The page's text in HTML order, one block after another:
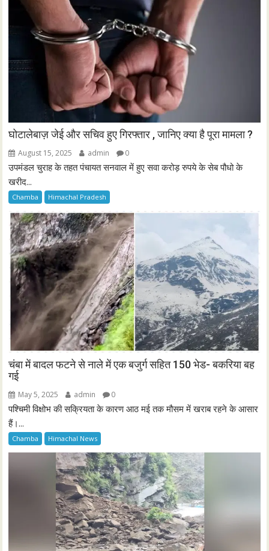
घोटालेबाज़ जेई और सचिव हुए गिरफ्तार , जानिए क्या है पूरा मामला ?
August 15, 2025 admin 0
उपमंडल चुराह के तहत पंचायत सनवाल में हुए सवा करोड़ रुपये के सेब पौधो के
खरीद...
Chamba Himachal Pradesh
चंबा में बादल फटने से नाले में एक बजुर्ग सहित 150 भेड- बकरिया बह
गई
May 5, 2025 admin 0
पश्चिमी विक्षोभ की सक्रियता के कारण आठ मई तक मौसम में खराब रहने के आसार
हैं।...
Chamba Himachal News